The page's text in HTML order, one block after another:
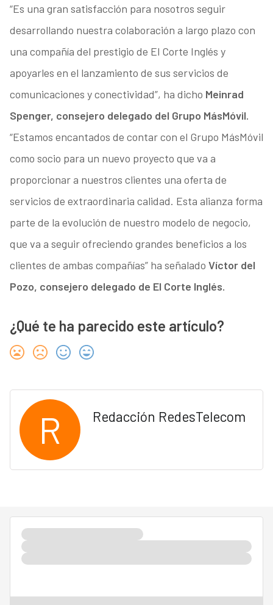
“Es una gran satisfacción para nosotros seguir
desarrollando nuestra colaboración a largo plazo con
una compañía del prestigio de El Corte Inglés y
apoyarles en el lanzamiento de sus servicios de
comunicaciones y conectividad”, ha dicho Meinrad
Spenger, consejero delegado del Grupo MásMóvil.
“Estamos encantados de contar con el Grupo MásMóvil
como socio para un nuevo proyecto que va a
proporcionar a nuestros clientes una oferta de
servicios de extraordinaria calidad. Esta alianza forma
parte de la evolución de nuestro modelo de negocio,
que va a seguir ofreciendo grandes beneficios a los
clientes de ambas compañías” ha señalado Víctor del
Pozo, consejero delegado de El Corte Inglés.
¿Qué te ha parecido este artículo?
R Redacción RedesTelecom